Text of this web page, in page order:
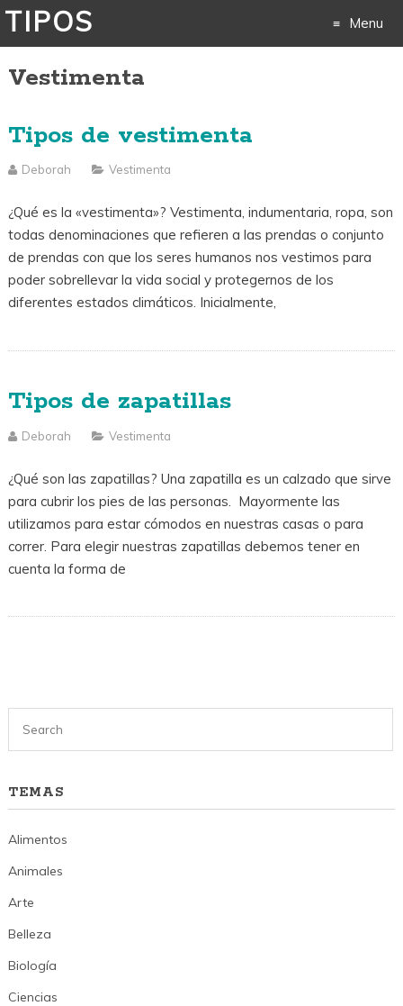
TIPOS Menu
Vestimenta
Tipos de vestimenta
Deborah Vestimenta
¿Qué es la «vestimenta»? Vestimenta, indumentaria, ropa, son
todas denominaciones que refieren a las prendas o conjunto
de prendas con que los seres humanos nos vestimos para
poder sobrellevar la vida social y protegernos de los
diferentes estados climáticos. Inicialmente,
Tipos de zapatillas
Deborah Vestimenta
¿Qué son las zapatillas? Una zapatilla es un calzado que sirve
para cubrir los pies de las personas. Mayormente las
utilizamos para estar cómodos en nuestras casas o para
correr. Para elegir nuestras zapatillas debemos tener en
cuenta la forma de
TEMAS
Alimentos
Animales
Arte
Belleza
Biología
Ciencias